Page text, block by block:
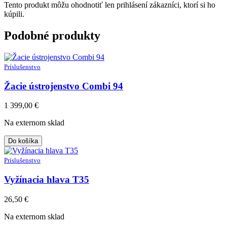
Tento produkt môžu ohodnotiť len prihlásení zákazníci, ktorí si ho
kúpili.
Podobné produkty
Príslušenstvo
Žacie ústrojenstvo Combi 94
1 399,00 €
Na externom sklad
Do košíka
Príslušenstvo
Vyžínacia hlava T35
26,50 €
Na externom sklad